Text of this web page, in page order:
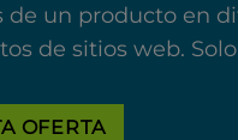
de un producto en
de sitios web.
OFERTA